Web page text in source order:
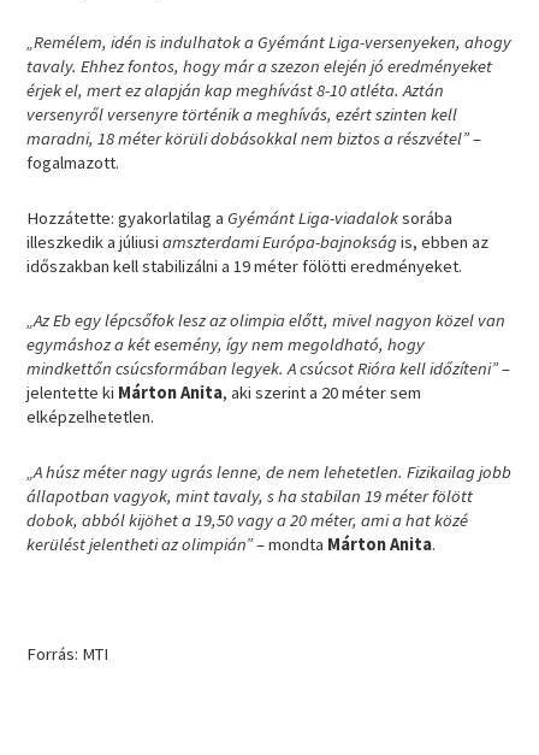
„Remélem, idén is indulhatok a Gyémánt Liga-versenyeken, ahogy
tavaly. Ehhez fontos, hogy már a szezon elején jó eredményeket
érjek el, mert ez alapján kap meghívást 8-10 atléta. Aztán
versenyről versenyre történik a meghívás, ezért szinten kell
maradni, 18 méter körüli dobásokkal nem biztos a részvétel”–
fogalmazott.
Hozzátette: gyakorlatilag aGyémánt Liga-viadaloksorába
illeszkedik a júliusiamszterdami Európa-bajnokságis, ebben az
időszakban kell stabilizálni a 19 méter fölötti eredményeket.
„Az Eb egy lépcsőfok lesz az olimpia előtt, mivel nagyon közel van
egymáshoz a két esemény, így nem megoldható, hogy
mindkettőn csúcsformában legyek. A csúcsot Rióra kell időzíteni”–
jelentette ki Márton Anita, aki szerint a 20 méter sem
elképzelhetetlen.
„A húsz méter nagy ugrás lenne, de nem lehetetlen. Fizikailag jobb
állapotban vagyok, mint tavaly, s ha stabilan 19 méter fölött
dobok, abból kijöhet a 19,50 vagy a 20 méter, ami a hat közé
kerülést jelentheti az olimpián”– mondta Márton Anita.
Forrás: MTI